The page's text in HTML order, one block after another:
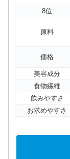
8位
原料
価格
美容成分
食物繊維
飲みやすさ
お求めやすさ